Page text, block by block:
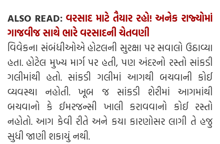
ALSO READ:વરસાદ માટે તૈયાર રહો! અનેક રાજ્યોમાં
ગાજવીજ સાથે ભારે વરસાદની ચેતવણી
વિવેકના સંબંધીઓએ હોટલની સુરક્ષા પર સવાલો ઉઠાવ્યા
હતા. હોટેલ મુખ્ય માર્ગ પર હતી, પણ અંદરનો રસ્તો સાંકડી
ગલીમાંથી હતો. સાંકડી ગલીમાં આગથી બચવાની કોઈ
વ્યવસ્થા નહોતી. ખૂબ જ સાંકડી શેરીમાં આગમાંથી
બચવાનો કે ઈમરજન્સી ખાલી કરાવવાનો કોઈ રસ્તો
નહોતો. આગ કેવી રીતે અને કયા કારણોસર લાગી તે હજુ
સુધી જાણી શકાયું નથી.